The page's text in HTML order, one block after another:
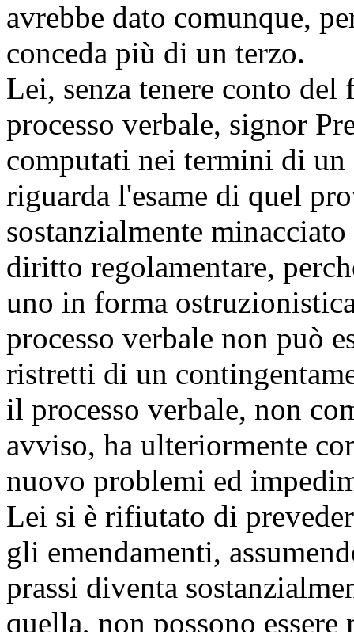
avrebbe dato comunque,
conceda più di un terzo.
Lei, senza tenere conto
processo verbale, signor
computati nei termini di un
riguarda l'esame di quel
sostanzialmente
diritto regolamentare,
uno in forma
processo verbale non può
ristretti di un
il processo verbale, non
avviso, ha ulteriormente
nuovo problemi ed
Lei si è rifiutato di
gli emendamenti,
prassi diventa
quella, non possono